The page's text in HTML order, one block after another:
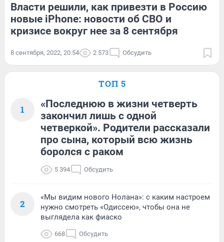
Власти решили, как привезти в Россию
новые iPhone: новости об СВО и
кризисе вокруг нее за 8 сентября
8 сентября, 2022, 20:54 2 573 Обсудить
ТОП 5
1
«Последнюю в жизни четверть
закончил лишь с одной
четверкой». Родители рассказали
про сына, который всю жизнь
боролся с раком
5 394 Обсудить
2
«Мы видим нового Нолана»: с каким настроем
нужно смотреть «Одиссею», чтобы она не
выглядела как фиаско
668 Обсудить